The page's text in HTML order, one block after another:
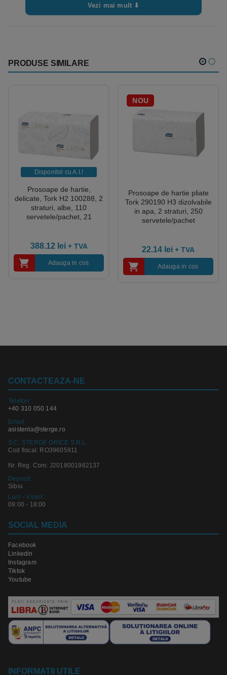
Vezi mai mult ⬇
PRODUSE SIMILARE
Disponibil cu A.I.​!
Prosoape de hartie,
delicate, Tork H2 100288, 2
straturi, albe, 110
servetele/pachet, 21
388.12 lei + TVA
Adauga in cos
NOU
Prosoape de hartie pliate
Tork 290190 H3 dizolvabile
in apa, 2 straturi, 250
servetele/pachet
22.14 lei + TVA
Adauga in cos
CONTACTEAZA-NE
Telefon:
+40 310 050 144
Email
asistenta@sterge.ro
S.C. STERGE ORICE S.R.L.
Cod fiscal: RO39605911
Nr. Reg. Com: J2018001962137
Depozit:
Sibiu
Luni - Vineri:
09:00 - 18:00
SOCIAL MEDIA
Facebook
Linkedin
Instagram
Tiktok
Youtube
INFORMATII UTILE